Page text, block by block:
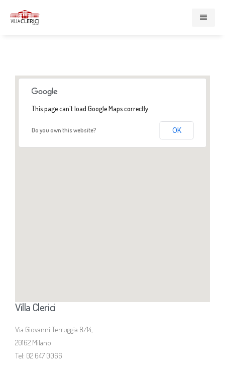
Presentazione
Enti e Servizi
Compagnia di San Paolo
Immobiliare Due Febbraio S.r.l.
Iniziative e News
This page can't load Google Maps correctly.
Do you own this website? OK
Villa Clerici
Via Giovanni Terruggia 8/14,
20162 Milano
Tel: 02 647 0066